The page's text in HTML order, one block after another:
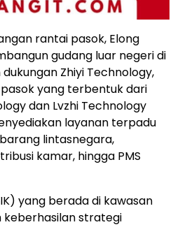
rantai pasok, Elong
gudang luar negeri di
Zhiyi Technology,
yang terbentuk dari
dan Lvzhi Technology
layanan terpadu
lintasnegara,
kamar, hingga PMS
yang berada di kawasan
keberhasilan strategi